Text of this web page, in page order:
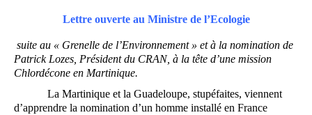
Lettre ouverte au Ministre de l’Ecologie
suite au « Grenelle de l’Environnement » et à la nomination de
Patrick Lozes, Président du CRAN, à la tête d’une mission
Chlordécone en Martinique.
La Martinique et la Guadeloupe, stupéfaites, viennent
d’apprendre la nomination d’un homme installé en France